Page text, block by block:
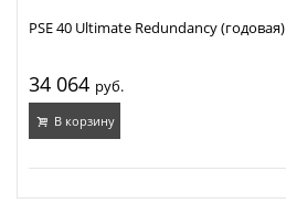
34 064 руб.
В корзину
PSE 40 Ultimate Redundancy (годовая)